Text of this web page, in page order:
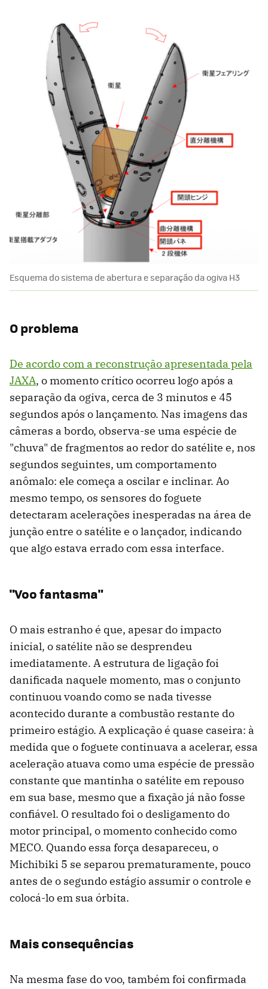
Esquema do sistema de abertura e separação da ogiva H3
O problema
De acordo com a reconstrução apresentada pela
JAXA, o momento crítico ocorreu logo após a
separação da ogiva, cerca de 3 minutos e 45
segundos após o lançamento. Nas imagens das
câmeras a bordo, observa-se uma espécie de
"chuva" de fragmentos ao redor do satélite e, nos
segundos seguintes, um comportamento
anômalo: ele começa a oscilar e inclinar. Ao
mesmo tempo, os sensores do foguete
detectaram acelerações inesperadas na área de
junção entre o satélite e o lançador, indicando
que algo estava errado com essa interface.
"Voo fantasma"
O mais estranho é que, apesar do impacto
inicial, o satélite não se desprendeu
imediatamente. A estrutura de ligação foi
danificada naquele momento, mas o conjunto
continuou voando como se nada tivesse
acontecido durante a combustão restante do
primeiro estágio. A explicação é quase caseira: à
medida que o foguete continuava a acelerar, essa
aceleração atuava como uma espécie de pressão
constante que mantinha o satélite em repouso
em sua base, mesmo que a fixação já não fosse
confiável. O resultado foi o desligamento do
motor principal, o momento conhecido como
MECO. Quando essa força desapareceu, o
Michibiki 5 se separou prematuramente, pouco
antes de o segundo estágio assumir o controle e
colocá-lo em sua órbita.
Mais consequências
Na mesma fase do voo, também foi confirmada